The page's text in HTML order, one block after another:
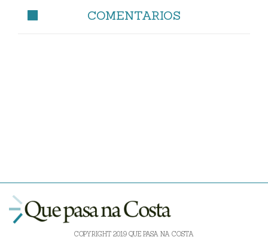
COMENTARIOS
COPYRIGHT 2019 QUE PASA NA COSTA